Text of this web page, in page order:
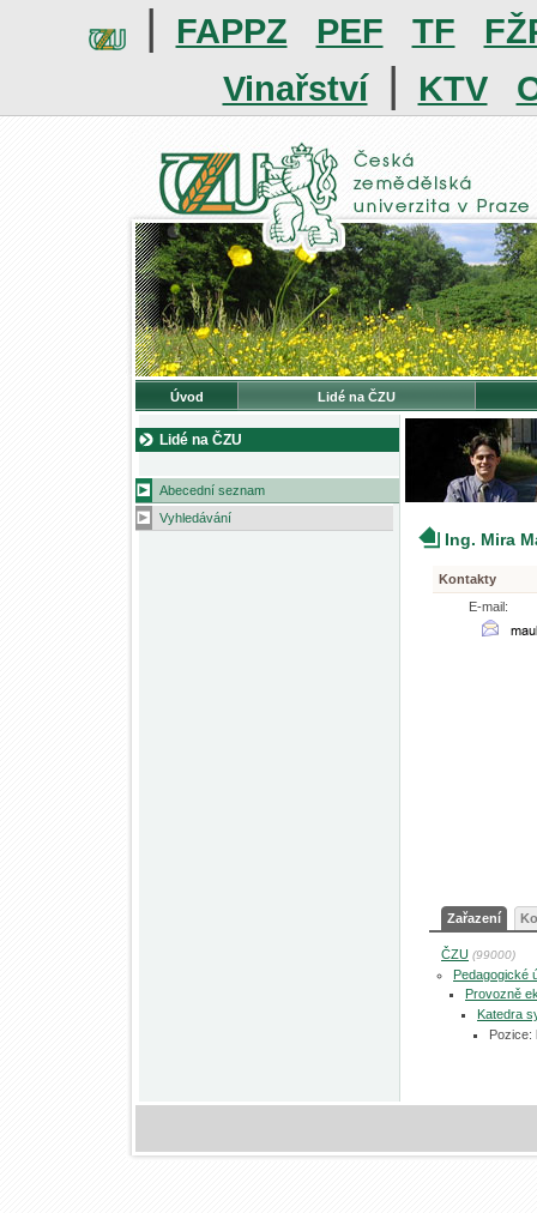
| FAPPZ PEF TF
Vinařství | KTV
Úvod Lidé na ČZU
Lidé na ČZU
Abecední seznam
Vyhledávání
Ing. Mira
Kontakty
E-mail:
Zařazení
ČZU (99000)
Pedagogické
Provozně
Katedra
Pozice: